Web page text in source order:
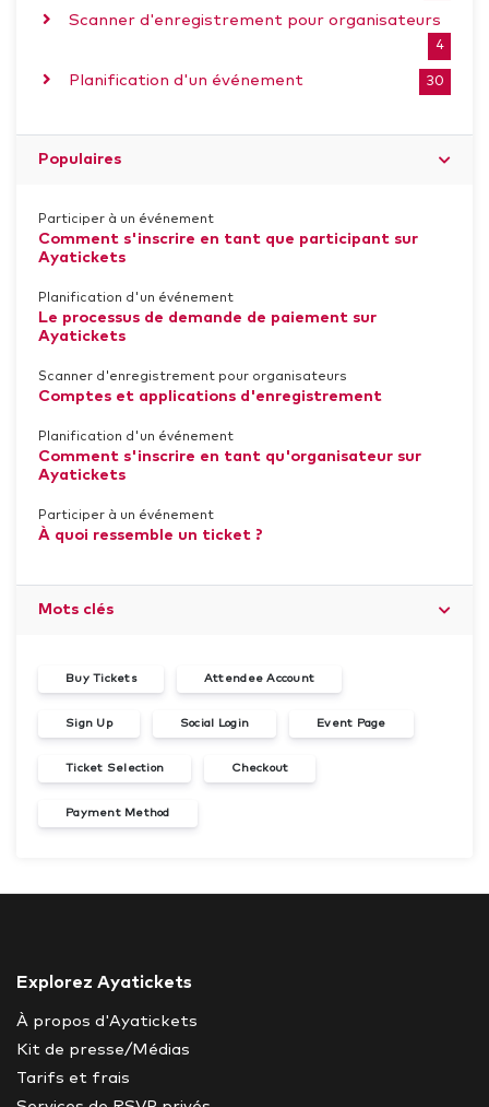
Scanner d'enregistrement pour organisateurs
4
Planification d'un événement 30
Populaires
Participer à un événement
Comment s'inscrire en tant que participant sur
Ayatickets
Planification d'un événement
Le processus de demande de paiement sur
Ayatickets
Scanner d'enregistrement pour organisateurs
Comptes et applications d'enregistrement
Planification d'un événement
Comment s'inscrire en tant qu'organisateur sur
Ayatickets
Participer à un événement
À quoi ressemble un ticket ?
Mots clés
Buy Tickets Attendee Account
Sign Up Social Login Event Page
Ticket Selection Checkout
Payment Method
Explorez Ayatickets
À propos d'Ayatickets
Kit de presse/Médias
Tarifs et frais